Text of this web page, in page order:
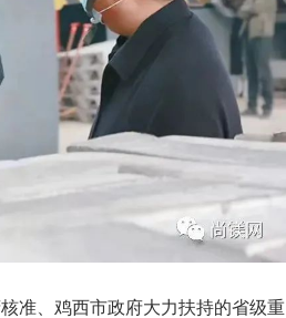
准、鸡西市政府大力扶持的省级重